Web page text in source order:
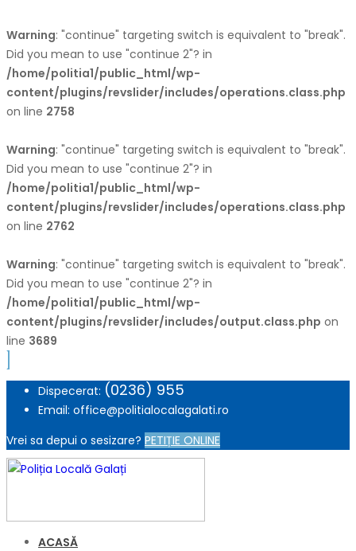
Warning: "continue" targeting switch is equivalent to "break".
Did you mean to use "continue 2"? in
/home/politia1/public_html/wp-
content/plugins/revslider/includes/operations.class.php
on line 2758
Warning: "continue" targeting switch is equivalent to "break".
Did you mean to use "continue 2"? in
/home/politia1/public_html/wp-
content/plugins/revslider/includes/operations.class.php
on line 2762
Warning: "continue" targeting switch is equivalent to "break".
Did you mean to use "continue 2"? in
/home/politia1/public_html/wp-
content/plugins/revslider/includes/output.class.php on
line 3689
Dispecerat: (0236) 955
Email: office@politialocalagalati.ro
Vrei sa depui o sesizare? PETIȚIE ONLINE
ACASĂ